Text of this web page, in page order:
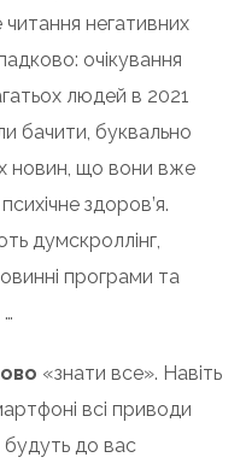
негативних
очікування
людей в 2021
бачити, буквально
новин, що вони вже
здоров’я.
думскроллінг,
програми та
«знати все». Навіть
всі приводи
будуть до вас